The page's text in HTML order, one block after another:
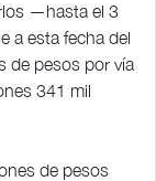
—hasta el 3
a esta fecha del
de pesos por vía
341 mil
de pesos